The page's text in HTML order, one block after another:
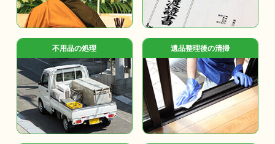
不用品の処理 遺品整理後の清掃